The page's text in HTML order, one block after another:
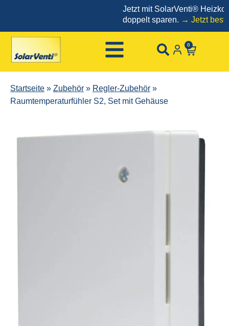
Jetzt mit SolarVenti®
doppelt sparen.→ Jetzt
0
Startseite » Zubehör » Regler-Zubehör »
Raumtemperaturfühler S2, Set mit Gehäuse